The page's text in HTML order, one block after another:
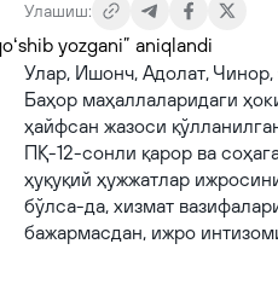
Улашиш:
Улар, Ишонч, Адолат,
Баҳор маҳаллаларидаги
ҳайфсан жазоси
ПҚ-12-сонли қарор ва
ҳуқуқий ҳужжатлар
бўлса-да, хизмат
бажармасдан, ижро